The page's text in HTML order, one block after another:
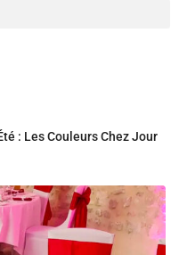
: Les Couleurs Chez Jour